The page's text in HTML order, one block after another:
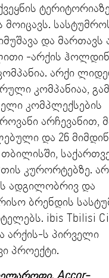
ტერიტორიაზე
მოიცავს.
და მართავს
-არქის
არქი
კომპანიაა,
კომპლექსების
არჩევანით,
და 26
კურორტებზე.
ადგილობრივ და
ბრენდის
ibis Tbilisi
არქის-ს პირველი
პროექტი.